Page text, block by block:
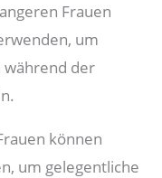
Frauen
um
während der
können
um gelegentliche